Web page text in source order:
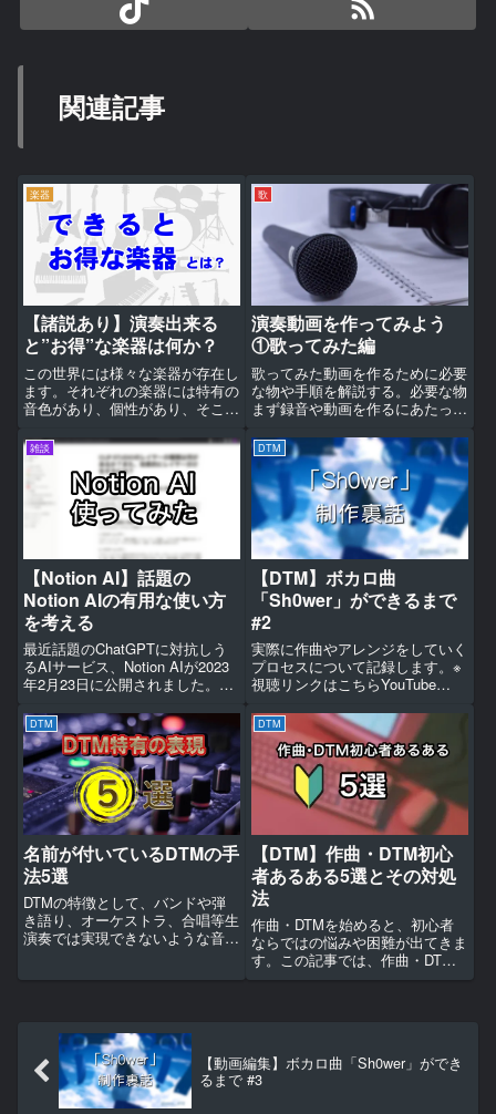
関連記事
楽器
【諸説あり】演奏出来る
と”お得”な楽器は何か？
この世界には様々な楽器が存在し
ます。それぞれの楽器には特有の
音色があり、個性があり、そこに
ら、音楽を要素で捉えた際に、楽
器によって「できること」の幅に
は明確な差があります。今回は筆
者の独断と偏見で、あまり良い
歌
演奏動画を作ってみよう
①歌ってみた編
歌ってみた動画を作るために必要
な物や手順を解説する。必要な物
まず録音や動画を作るにあたって
オーディオインターフェース、録
音の為のソフト、動画編集ソフト
である。多分ネット上には歌って
みた動画を作るための参考記事
な...
雑談
【Notion AI】話題の
Notion AIの有用な使い方
を考える
最近話題のChatGPTに対抗しう
るAIサービス、Notion AIが2023
年2月23日に公開されました。こ
使い方を探ってみます。全く知ら
ないジャンルについて調べる1ミ
リも知らないジャンルのことにつ
いて新しく...
DTM
【DTM】ボカロ曲
「Sh0wer」ができるまで
#2
実際に作曲やアレンジをしていく
プロセスについて記録します。※
視聴リンクはこちらYouTube
す。この曲のA、Bメロはピアノ
が伴奏のメインを担うようなアレ
ンジにしており、ちょっと弾き語
りチックな構成にな...
DTM
名前が付いているDTMの手
法5選
DTMの特徴として、バンドや弾
き語り、オーケストラ、合唱等生
演奏では実現できないような音楽
DTM
【DTM】作曲・DTM初心
者あるある5選とその対処
法
作曲・DTMを始めると、初心者
ならではの悩みや困難が出てきま
す。この記事では、作曲・DTM
初心者あるあるを紹介しながら、
う...
【動画編集】ボカロ曲「Sh0wer」ができ
るまで #3